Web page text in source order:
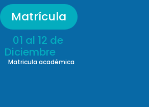
Matrícula
al 12 de
Matricula académica